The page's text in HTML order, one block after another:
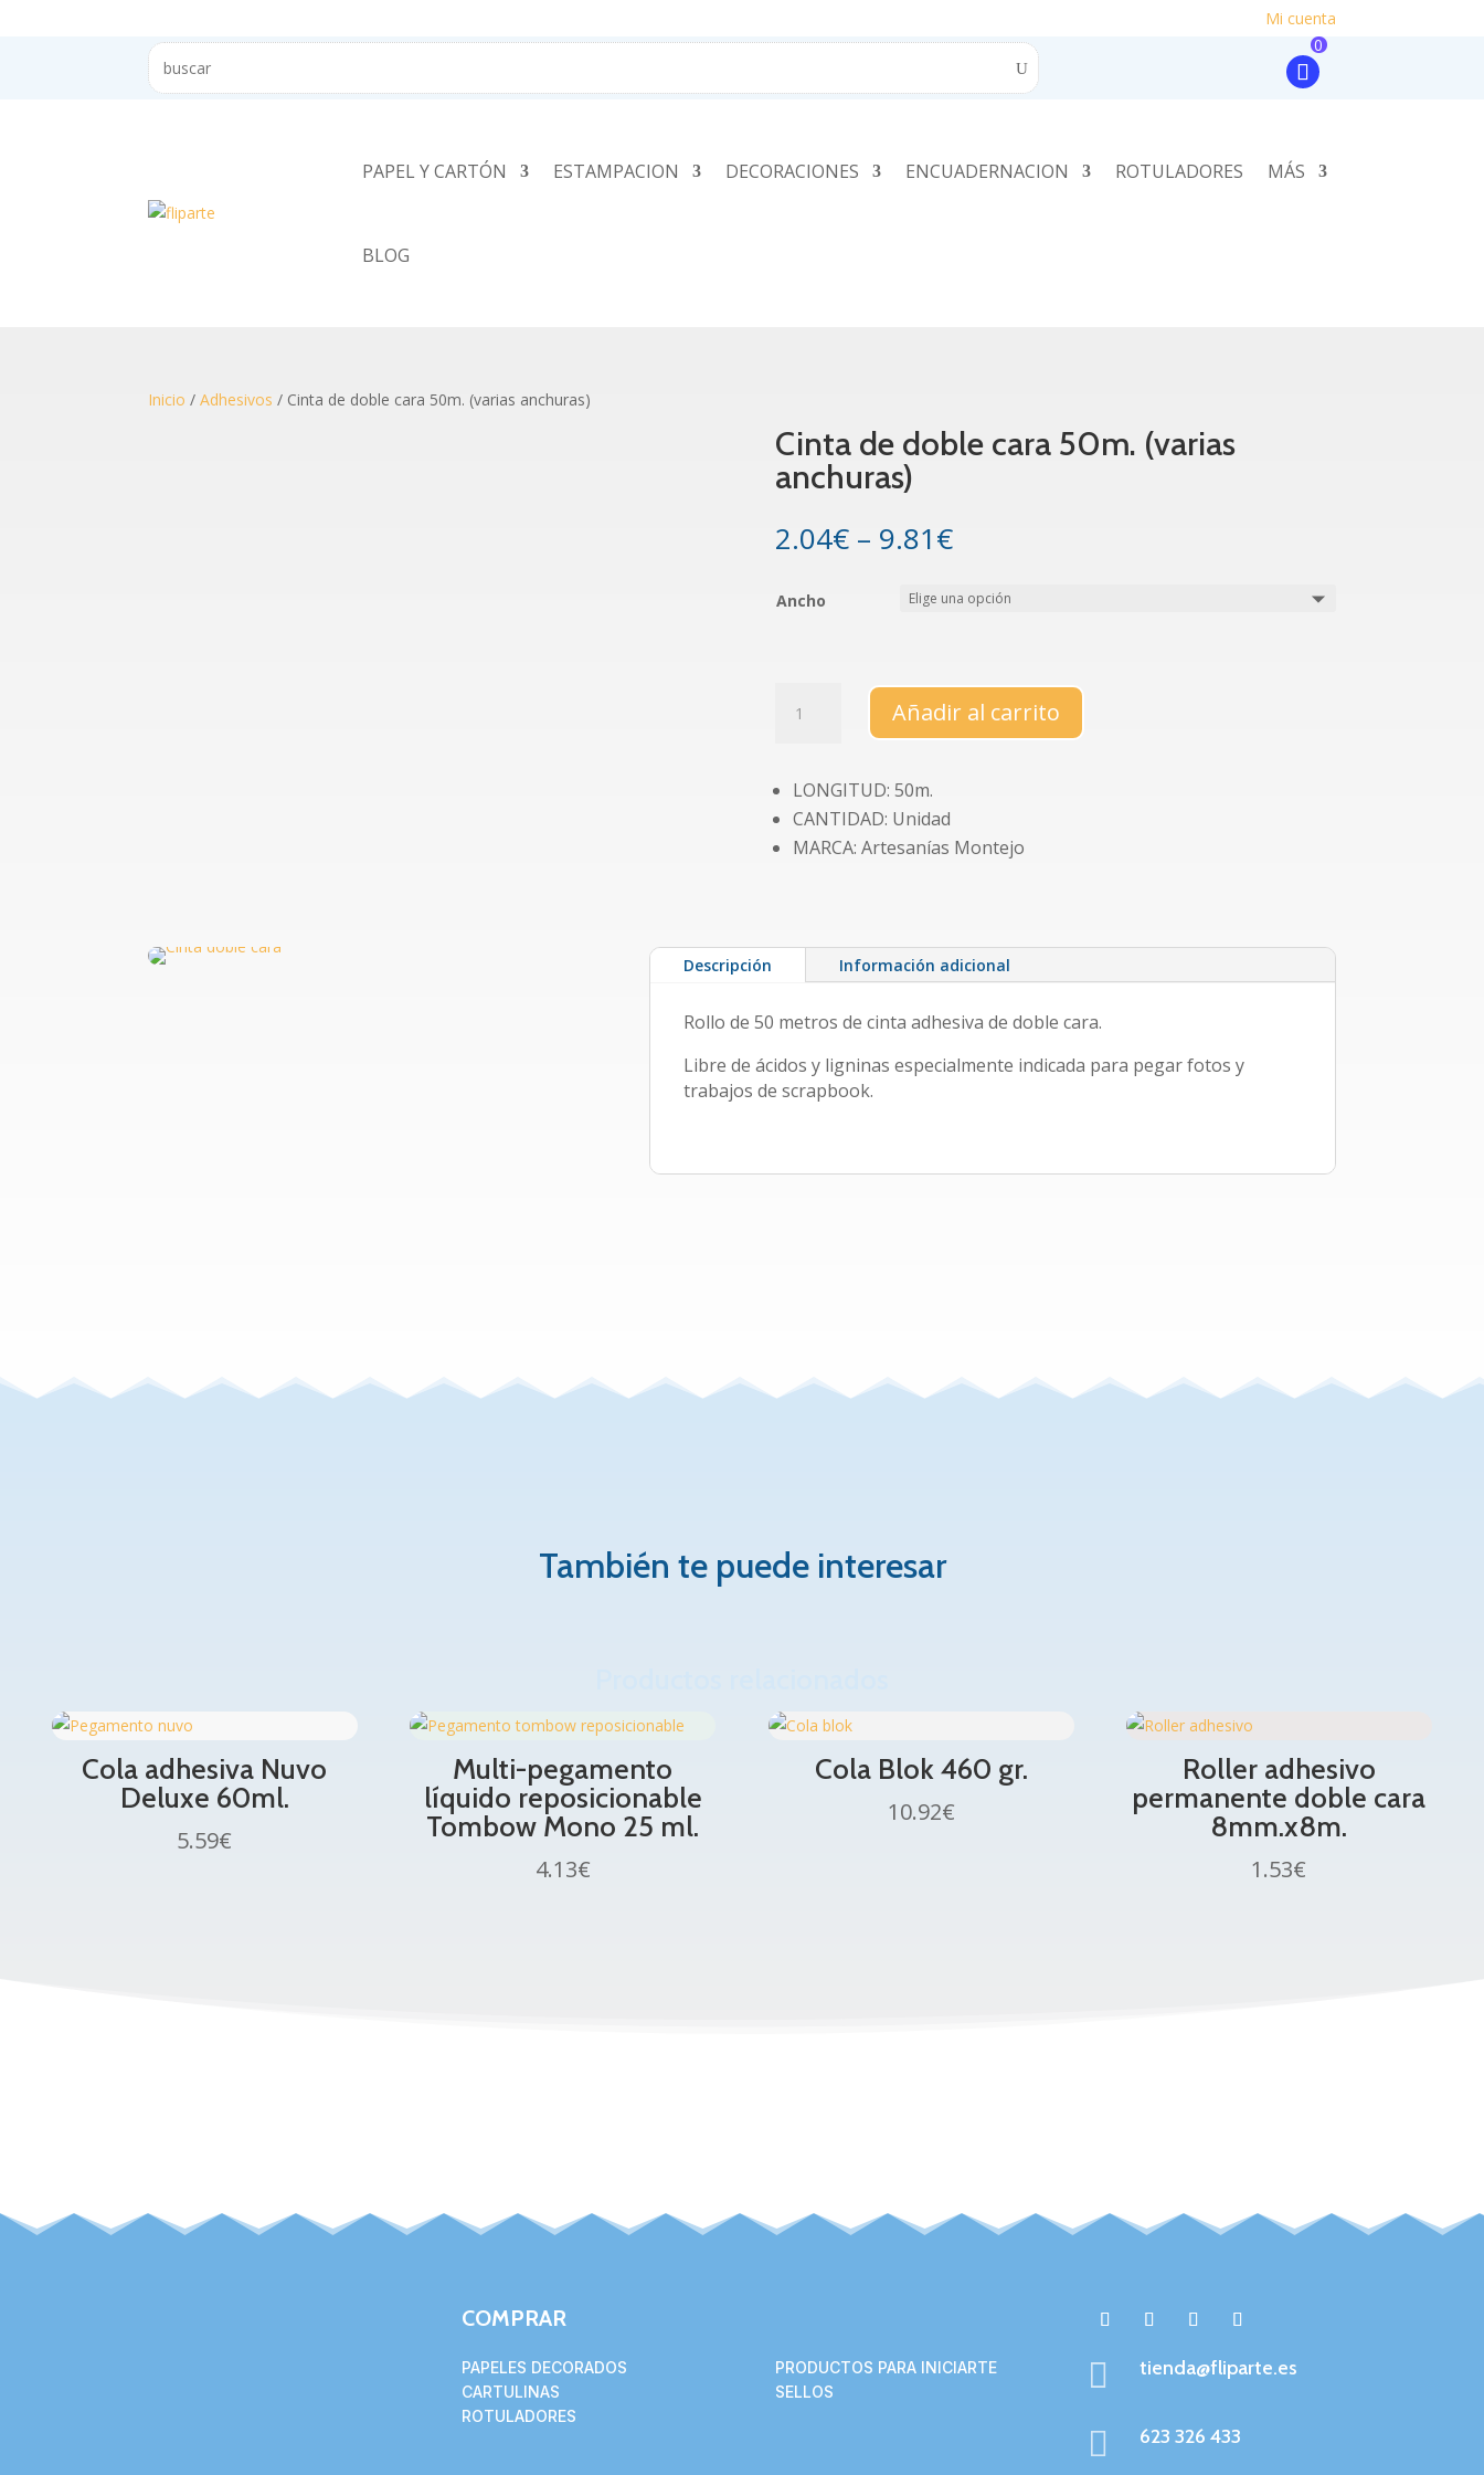
Mi cuenta
0
PAPEL Y CARTÓN ESTAMPACION DECORACIONES ENCUADERNACION ROTULADORES MÁS
BLOG
Inicio /Adhesivos / Cinta de doble cara 50m. (varias anchuras)
Cinta de doble cara 50m. (varias
anchuras)
2.04€– 9.81€
Ancho
50m.
(varias
anchuras)
Añadir al carrito
LONGITUD: 50m.
CANTIDAD: Unidad
MARCA: Artesanías Montejo
Descripción Información adicional
Rollo de 50 metros de cinta adhesiva de doble cara.
Libre de ácidos y ligninas especialmente indicada para pegar fotos y
trabajos de scrapbook.
También te puede interesar
Cola adhesiva Nuvo
Deluxe 60ml.
5.59€
Multi-pegamento
líquido reposicionable
Tombow Mono 25 ml.
4.13€
Cola Blok 460 gr.
10.92€
Roller adhesivo
permanente doble cara
8mm.x8m.
1.53€
COMPRAR
PAPELES DECORADOS
CARTULINAS
ROTULADORES
PRODUCTOS PARA INICIARTE
SELLOS
 tienda@fliparte.es
 623 326 433